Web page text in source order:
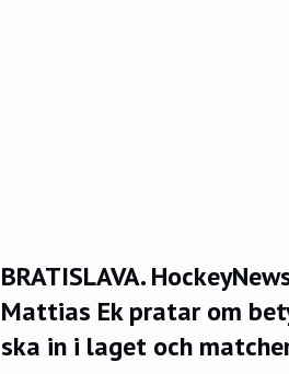
BRATISLAVA.
Mattias Ek pratar om
ska in i laget och